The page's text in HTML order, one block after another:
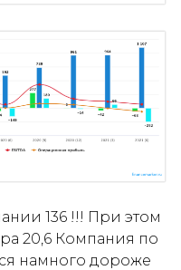
136 !!! При этом
20,6 Компания по
намного дороже